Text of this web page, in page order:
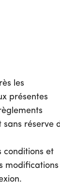
les
présentes
réserve
conditions et
modifications